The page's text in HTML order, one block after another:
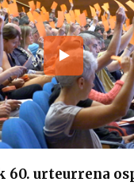
60. urteurrena